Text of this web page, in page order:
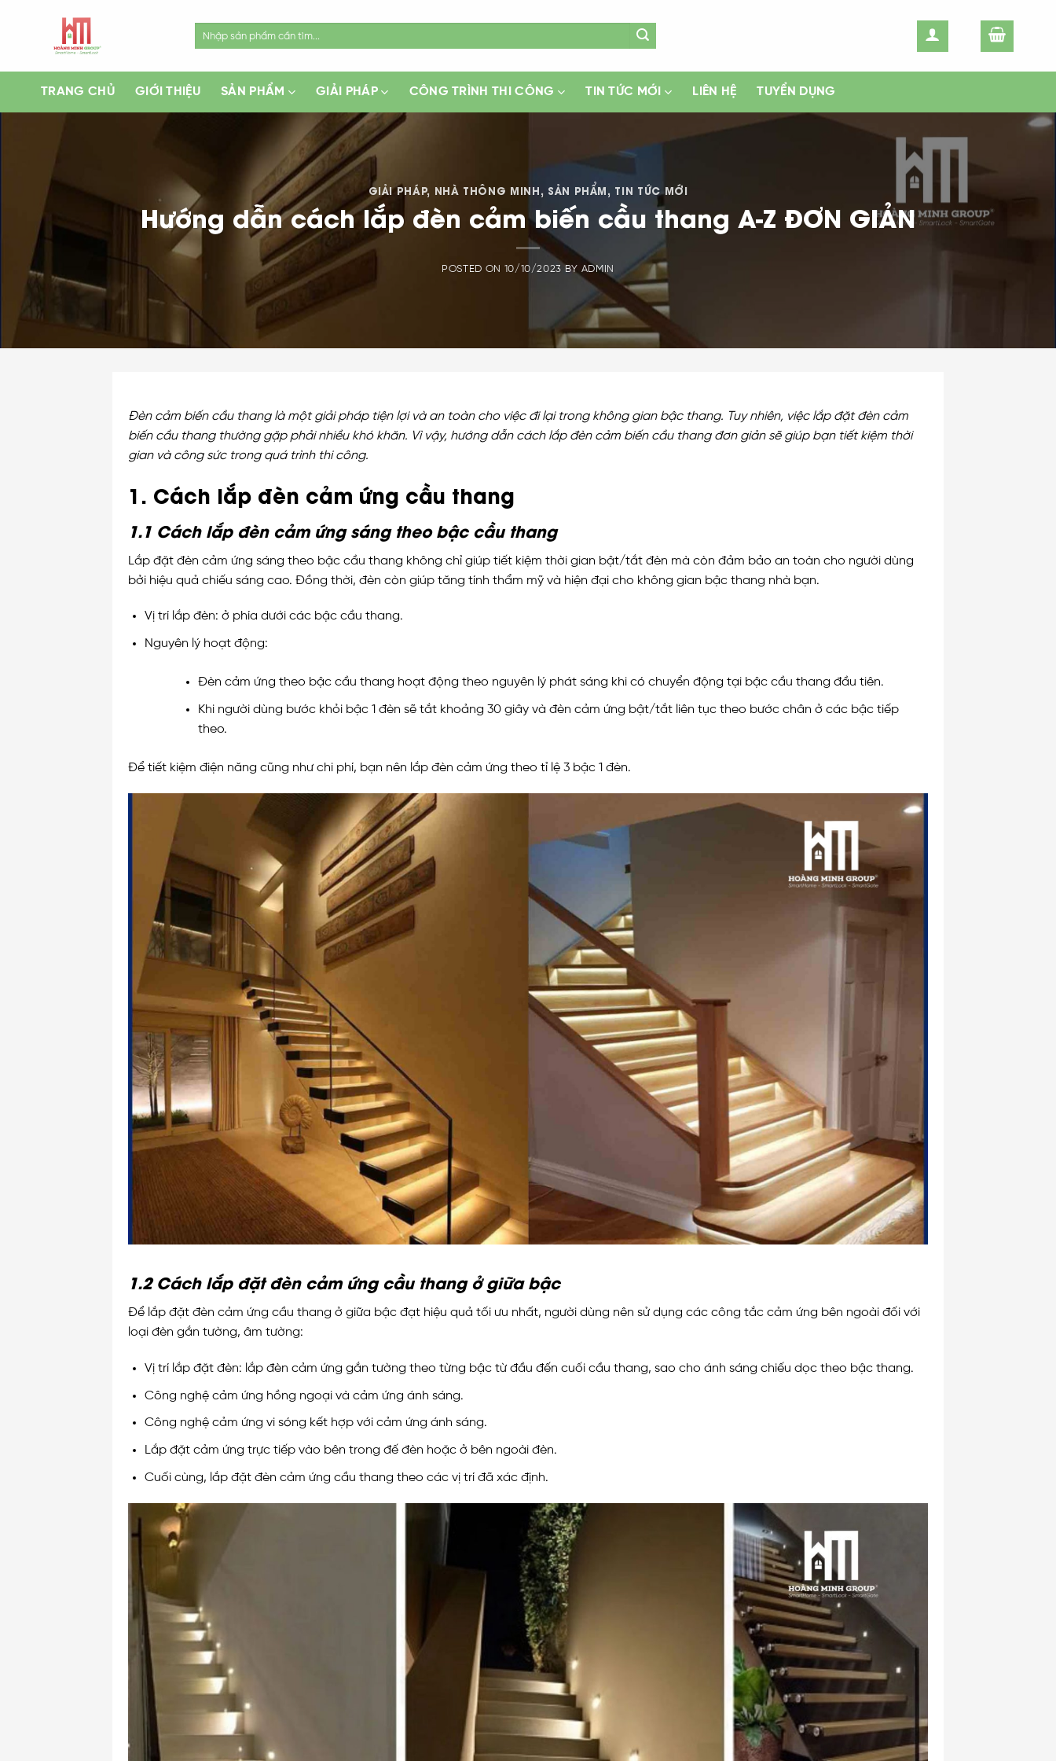
TRANG CHỦ GIỚI THIỆU SẢN PHẨM GIẢI PHÁP CÔNG TRÌNH THI CÔNG TIN TỨC MỚI LIÊN HỆ TUYỂN DỤNG
GIẢI PHÁP, NHÀ THÔNG MINH, SẢN PHẨM, TIN TỨC MỚI
Hướng dẫn cách lắp đèn cảm biến cầu thang A-Z ĐƠN GIẢN
POSTED ON 10/10/2023 BY ADMIN
Đèn cảm biến cầu thang là một giải pháp tiện lợi và an toàn cho việc đi lại trong không gian bậc thang. Tuy nhiên, việc lắp đặt đèn cảm
biến cầu thang thường gặp phải nhiều khó khăn. Vì vậy, hướng dẫn cách lắp đèn cảm biến cầu thang đơn giản sẽ giúp bạn tiết kiệm thời
gian và công sức trong quá trình thi công.
1. Cách lắp đèn cảm ứng cầu thang
1.1 Cách lắp đèn cảm ứng sáng theo bậc cầu thang
Lắp đặt đèn cảm ứng sáng theo bậc cầu thang không chỉ giúp tiết kiệm thời gian bật/tắt đèn mà còn đảm bảo an toàn cho người dùng
bởi hiệu quả chiếu sáng cao. Đồng thời, đèn còn giúp tăng tính thẩm mỹ và hiện đại cho không gian bậc thang nhà bạn.
Vị trí lắp đèn: ở phía dưới các bậc cầu thang.
Nguyên lý hoạt động:
Đèn cảm ứng theo bậc cầu thang hoạt động theo nguyên lý phát sáng khi có chuyển động tại bậc cầu thang đầu tiên.
Khi người dùng bước khỏi bậc 1 đèn sẽ tắt khoảng 30 giây và đèn cảm ứng bật/tắt liên tục theo bước chân ở các bậc tiếp
theo.
Để tiết kiệm điện năng cũng như chi phí, bạn nên lắp đèn cảm ứng theo tỉ lệ 3 bậc 1 đèn.
1.2 Cách lắp đặt đèn cảm ứng cầu thang ở giữa bậc
Để lắp đặt đèn cảm ứng cầu thang ở giữa bậc đạt hiệu quả tối ưu nhất, người dùng nên sử dụng các công tắc cảm ứng bên ngoài đối với
loại đèn gắn tường, âm tường:
Vị trí lắp đặt đèn: lắp đèn cảm ứng gắn tường theo từng bậc từ đầu đến cuối cầu thang, sao cho ánh sáng chiếu dọc theo bậc thang.
Công nghệ cảm ứng hồng ngoại và cảm ứng ánh sáng.
Công nghệ cảm ứng vi sóng kết hợp với cảm ứng ánh sáng.
Lắp đặt cảm ứng trực tiếp vào bên trong đế đèn hoặc ở bên ngoài đèn.
Cuối cùng, lắp đặt đèn cảm ứng cầu thang theo các vị trí đã xác định.